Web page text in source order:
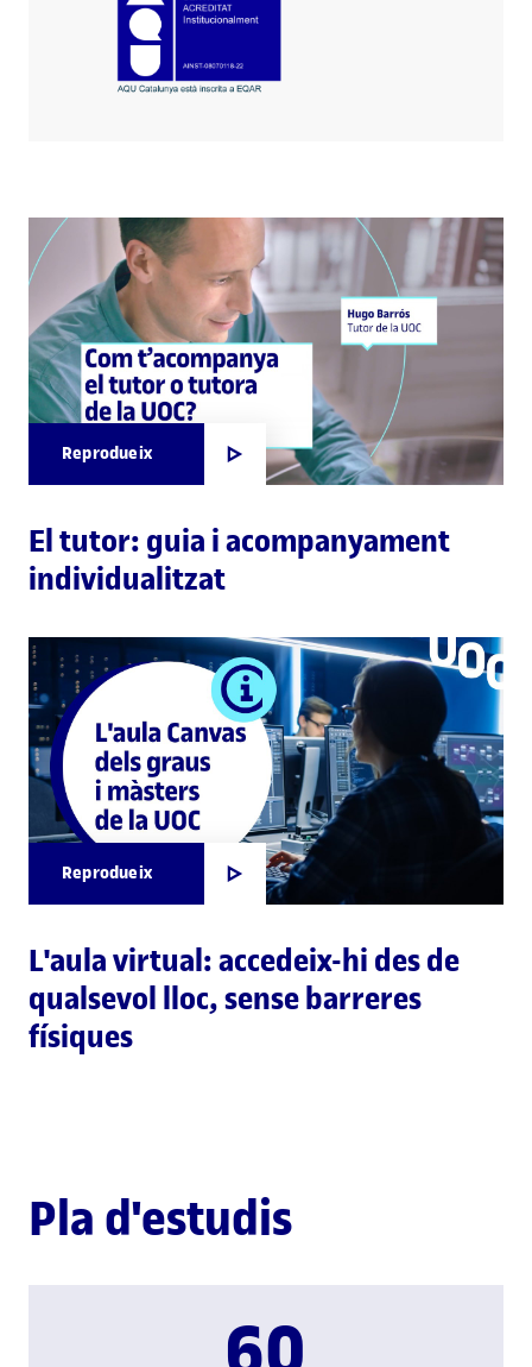
Reprodueix
El tutor: guia i acompanyament
individualitzat
Reprodueix
L'aula virtual: accedeix-hi des de
qualsevol lloc, sense barreres
físiques
Pla d'estudis